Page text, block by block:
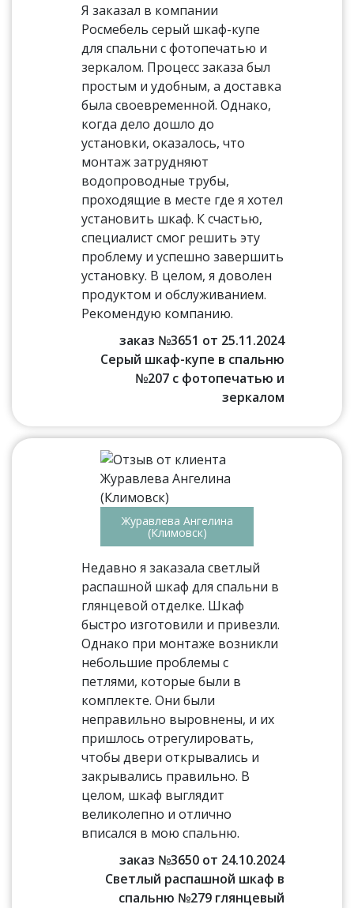
Я заказал в компании
Росмебель серый шкаф-купе
для спальни с фотопечатью и
зеркалом. Процесс заказа был
простым и удобным, а доставка
была своевременной. Однако,
когда дело дошло до
установки, оказалось, что
монтаж затрудняют
водопроводные трубы,
проходящие в месте где я хотел
установить шкаф. К счастью,
специалист смог решить эту
проблему и успешно завершить
установку. В целом, я доволен
продуктом и обслуживанием.
Рекомендую компанию.
заказ №3651 от 25.11.2024
Серый шкаф-купе в спальню
№207 с фотопечатью и
зеркалом
Журавлева Ангелина
(Климовск)
Недавно я заказала светлый
распашной шкаф для спальни в
глянцевой отделке. Шкаф
быстро изготовили и привезли.
Однако при монтаже возникли
небольшие проблемы с
петлями, которые были в
комплекте. Они были
неправильно выровнены, и их
пришлось отрегулировать,
чтобы двери открывались и
закрывались правильно. В
целом, шкаф выглядит
великолепно и отлично
вписался в мою спальню.
заказ №3650 от 24.10.2024
Светлый распашной шкаф в
спальню №279 глянцевый